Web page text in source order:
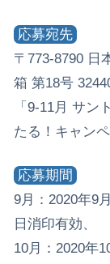
応募宛先
〒773-8790 日
箱 第18号
「9-11月 サン
たる！キャン
応募期間
9月：2020年9
日消印有効、
10月：2020年